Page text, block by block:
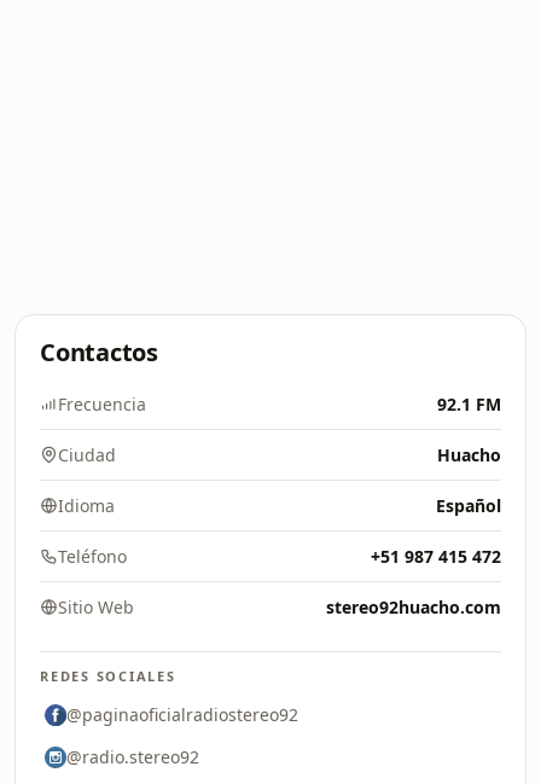
Contactos
Frecuencia 92.1 FM
Ciudad Huacho
Idioma Español
Teléfono +51 987 415 472
Sitio Web stereo92huacho.com
REDES SOCIALES
@paginaoficialradiostereo92
@radio.stereo92